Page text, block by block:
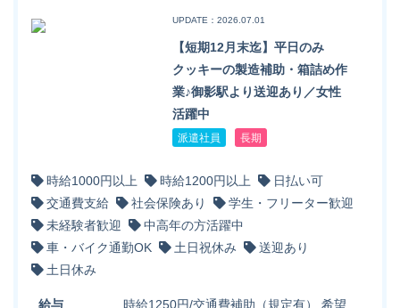
UPDATE：2026.07.01
【短期12月末迄】平日のみ
クッキーの製造補助・箱詰め作
業♪御影駅より送迎あり／女性
活躍中
派遣社員 長期
時給1000円以上 時給1200円以上
日払い可
交通費支給
社会保険あり
学生・フリーター歓迎
未経験者歓迎
中高年の方活躍中
車・バイク通勤OK
土日祝休み
送迎あり
土日休み
給与
時給1250円/交通費補助（規定有） 希望